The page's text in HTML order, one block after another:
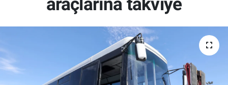
araçlarına takviye
Kültür & Sanat
Köşe Yazıları
Tüm Manşetler
Son Dakika Haberleri
Haber Arşivi